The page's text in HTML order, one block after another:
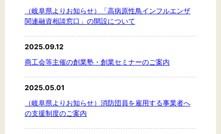
（岐阜県よりお知らせ）「高病原性鳥インフルエンザ
関連融資相談窓口」の開設について
2025.09.12
商工会等主催の創業塾・創業セミナーのご案内
2025.05.01
（岐阜県よりお知らせ）消防団員を雇用する事業者へ
の支援制度のご案内